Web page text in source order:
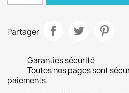
Partager
Garanties sécurité
Toutes nos pages sont
paiements.